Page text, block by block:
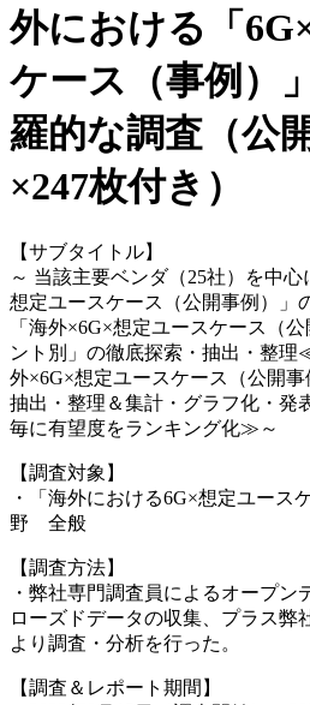
外における「
ケース（事例）
羅的な調査（公
×247枚付き）
【サブタイトル】
～ 当該主要ベンダ（25社）を中
想定ユースケース（公開事例）」
「海外×6G×想定ユースケース（
ント別」の徹底探索・抽出・整理
外×6G×想定ユースケース（公開
抽出・整理＆集計・グラフ化・発
毎に有望度をランキング化≫～
【調査対象】
・「海外における6G×想定ユース
野 全般
【調査方法】
・弊社専門調査員によるオープン
ローズドデータの収集、プラス弊
より調査・分析を行った。
【調査＆レポート期間】